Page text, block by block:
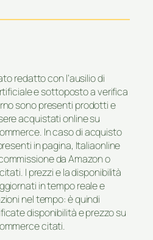
redatto con l’ausilio di
e sottoposto a verifica
sono presenti prodotti e
acquistati online su
In caso di acquisto
in pagina, Italiaonline
da Amazon o
I prezzi e la disponibilità
in tempo reale e
nel tempo: è quindi
disponibilità e prezzo su
citati.